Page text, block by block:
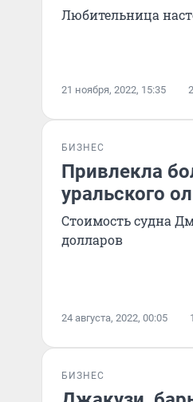
Любительница
21 ноября, 2022, 15:35
БИЗНЕС
Привлекла
уральского
Стоимость судна
долларов
24 августа, 2022, 00:05
БИЗНЕС